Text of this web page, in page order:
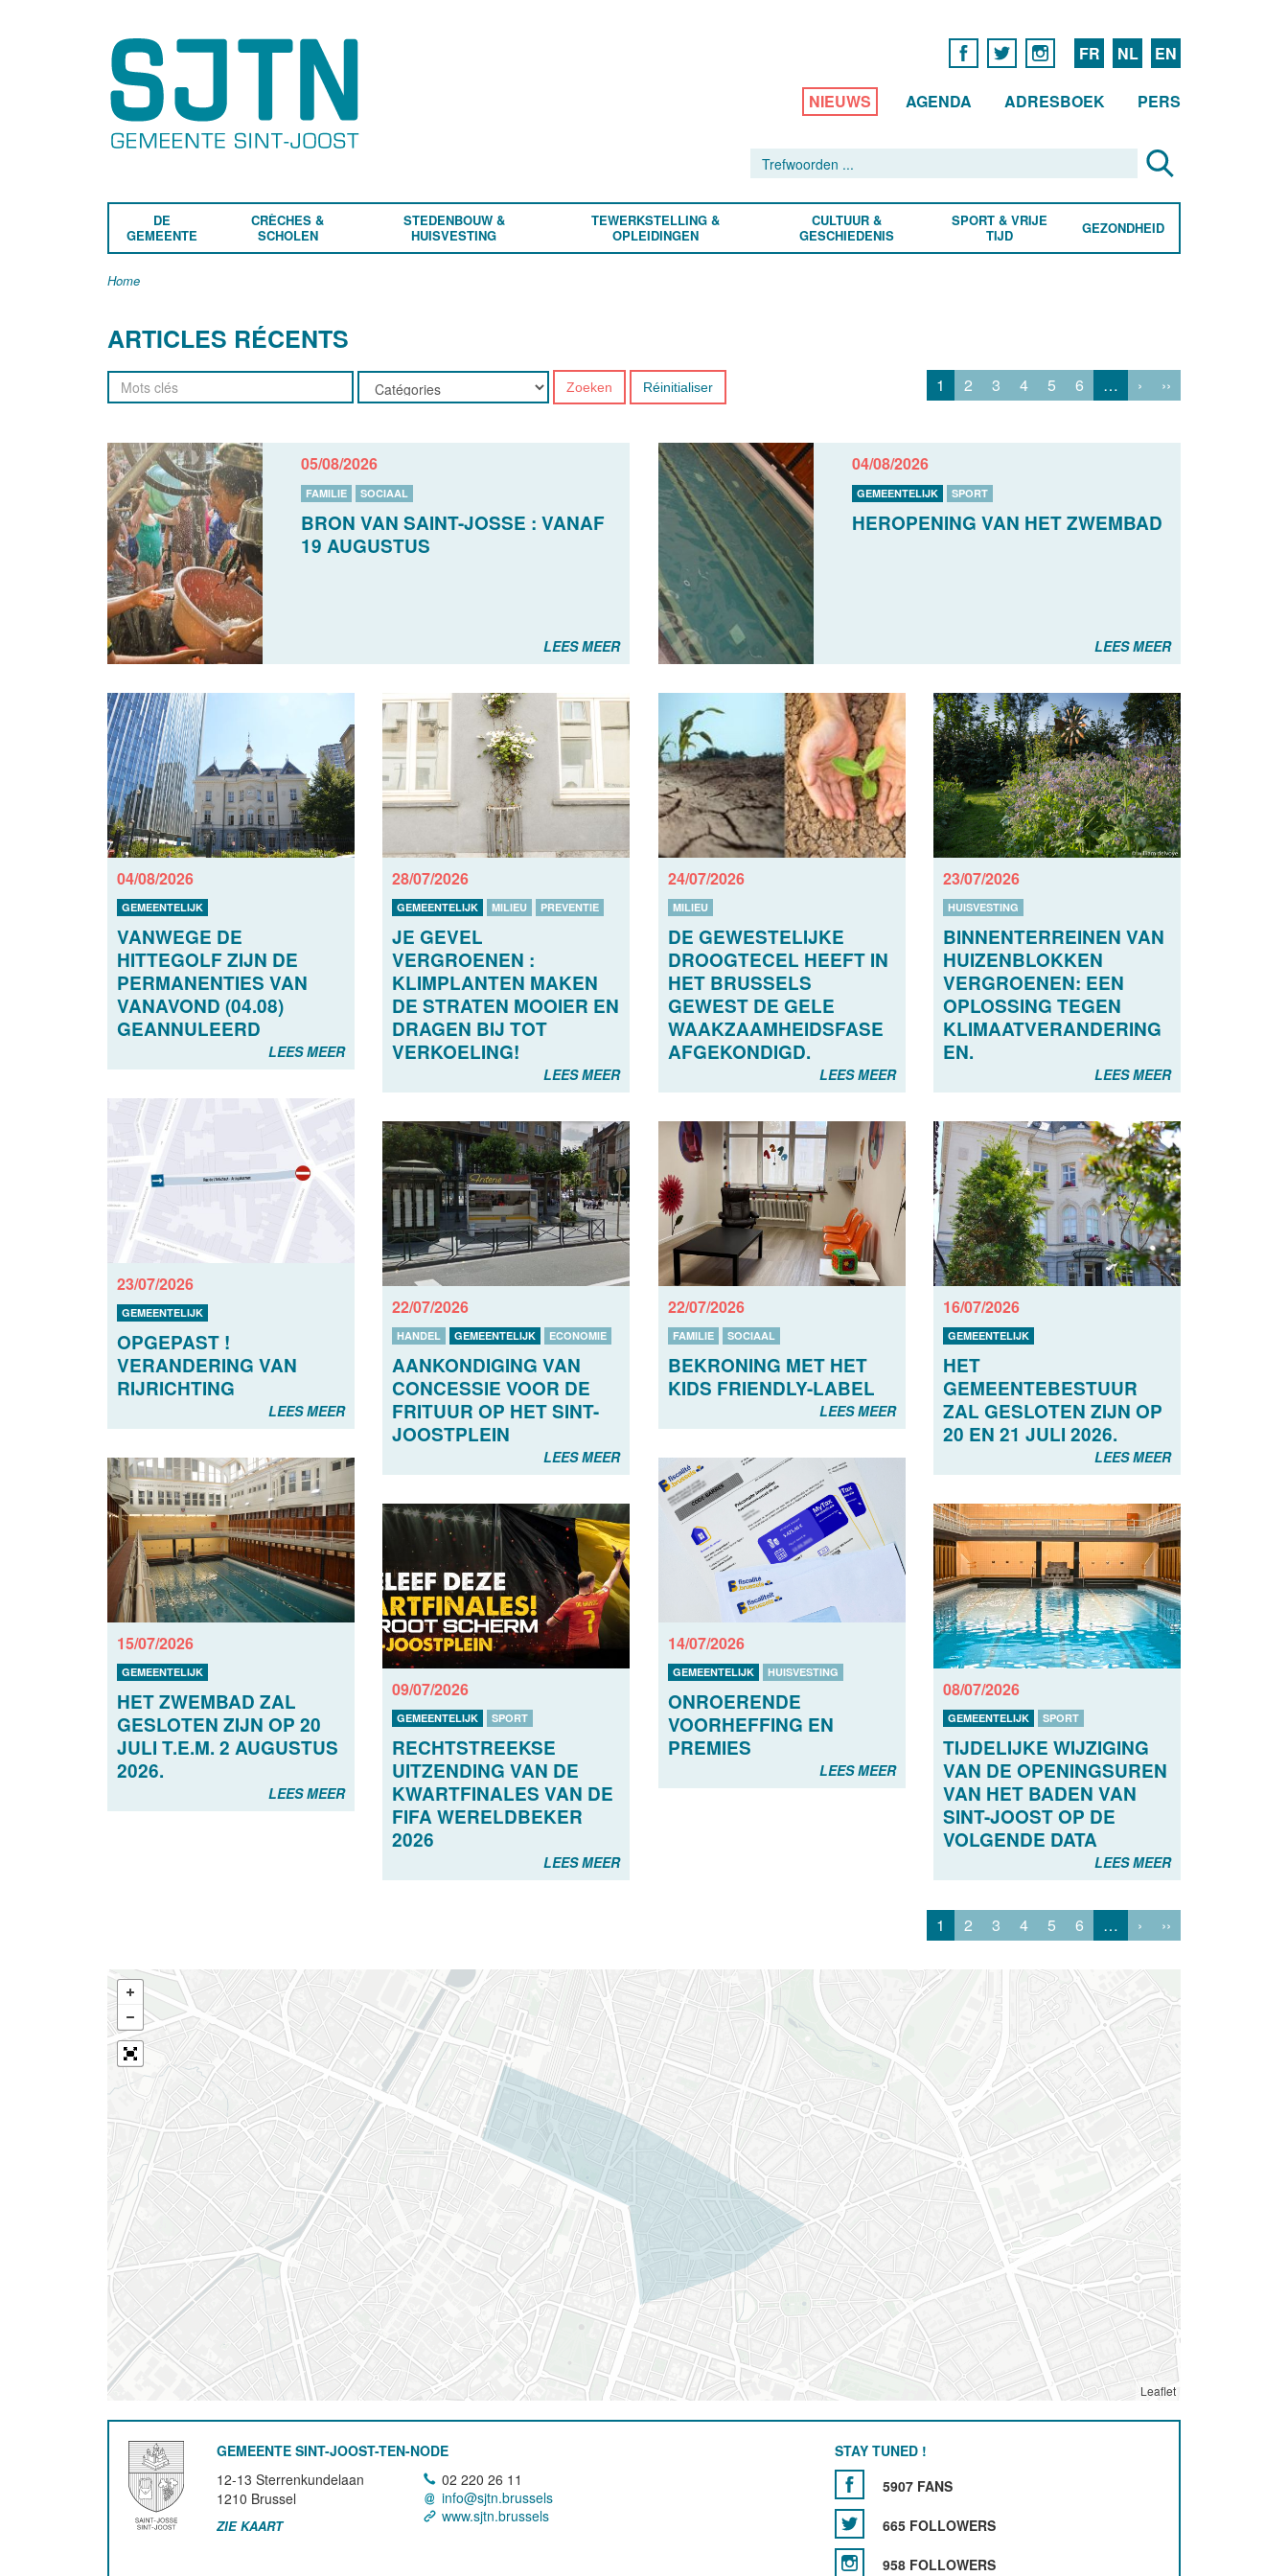
FR NL EN
NIEUWS AGENDA ADRESBOEK PERS
DE
GEMEENTE
CRÈCHES &
SCHOLEN
STEDENBOUW &
HUISVESTING
TEWERKSTELLING &
OPLEIDINGEN
CULTUUR &
GESCHIEDENIS
SPORT & VRIJE
TIJD
GEZONDHEID
Home
ARTICLES RÉCENTS
Zoeken Réinitialiser 1 2 3 4 5 6 … › ››
05/08/2026
FAMILIE SOCIAAL
BRON VAN SAINT-JOSSE : VANAF
19 AUGUSTUS
LEES MEER
04/08/2026
GEMEENTELIJK SPORT
HEROPENING VAN HET ZWEMBAD
LEES MEER
04/08/2026
GEMEENTELIJK
VANWEGE DE
HITTEGOLF ZIJN DE
PERMANENTIES VAN
VANAVOND (04.08)
GEANNULEERD
LEES MEER
28/07/2026
GEMEENTELIJK MILIEU PREVENTIE
JE GEVEL
VERGROENEN :
KLIMPLANTEN MAKEN
DE STRATEN MOOIER EN
DRAGEN BIJ TOT
VERKOELING!
LEES MEER
24/07/2026
MILIEU
DE GEWESTELIJKE
DROOGTECEL HEEFT IN
HET BRUSSELS
GEWEST DE GELE
WAAKZAAMHEIDSFASE
AFGEKONDIGD.
LEES MEER
23/07/2026
HUISVESTING
BINNENTERREINEN VAN
HUIZENBLOKKEN
VERGROENEN: EEN
OPLOSSING TEGEN
KLIMAATVERANDERING
EN.
LEES MEER
23/07/2026
GEMEENTELIJK
OPGEPAST !
VERANDERING VAN
RIJRICHTING
LEES MEER
22/07/2026
HANDEL GEMEENTELIJK ECONOMIE
AANKONDIGING VAN
CONCESSIE VOOR DE
FRITUUR OP HET SINT-
JOOSTPLEIN
LEES MEER
22/07/2026
FAMILIE SOCIAAL
BEKRONING MET HET
KIDS FRIENDLY-LABEL
LEES MEER
16/07/2026
GEMEENTELIJK
HET
GEMEENTEBESTUUR
ZAL GESLOTEN ZIJN OP
20 EN 21 JULI 2026.
LEES MEER
15/07/2026
GEMEENTELIJK
HET ZWEMBAD ZAL
GESLOTEN ZIJN OP 20
JULI T.E.M. 2 AUGUSTUS
2026.
LEES MEER
14/07/2026
GEMEENTELIJK HUISVESTING
ONROERENDE
VOORHEFFING EN
PREMIES
LEES MEER
09/07/2026
GEMEENTELIJK SPORT
RECHTSTREEKSE
UITZENDING VAN DE
KWARTFINALES VAN DE
FIFA WERELDBEKER
2026
LEES MEER
08/07/2026
GEMEENTELIJK SPORT
TIJDELIJKE WIJZIGING
VAN DE OPENINGSUREN
VAN HET BADEN VAN
SINT-JOOST OP DE
VOLGENDE DATA
LEES MEER
1 2 3 4 5 6 … › ››
Leaflet
GEMEENTE SINT-JOOST-TEN-NODE
12-13 Sterrenkundelaan
1210 Brussel
ZIE KAART
02 220 26 11
info@sjtn.brussels
www.sjtn.brussels
STAY TUNED !
5907 FANS
665 FOLLOWERS
958 FOLLOWERS